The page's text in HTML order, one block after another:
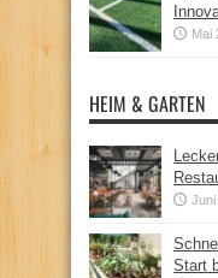
Mai
HEIM & GARTEN
Juni
Start